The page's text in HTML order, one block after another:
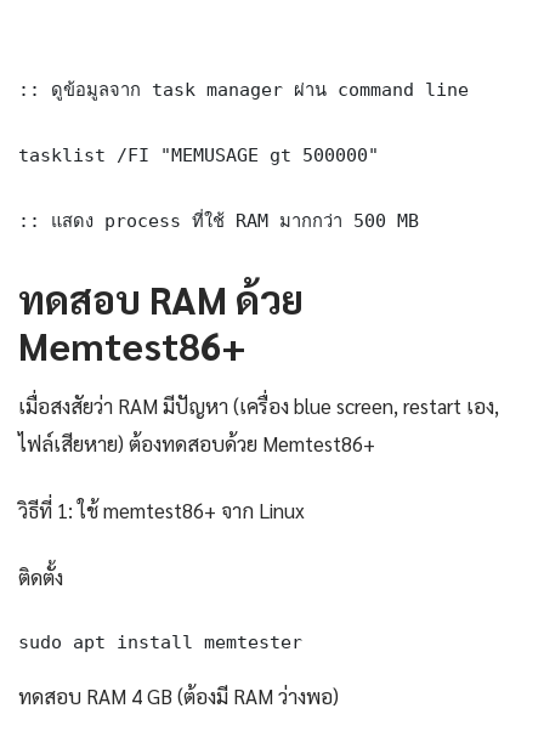
:: ดูข้อมูลจาก task manager ผ่าน command line
tasklist /FI "MEMUSAGE gt 500000"
:: แสดง process ที่ใช้ RAM มากกว่า 500 MB
ทดสอบ RAM ด้วย
Memtest86+
เมื่อสงสัยว่า RAM มีปัญหา (เครื่อง blue screen, restart เอง,
ไฟล์เสียหาย) ต้องทดสอบด้วย Memtest86+
วิธีที่ 1: ใช้ memtest86+ จาก Linux
ติดตั้ง
sudo apt install memtester
ทดสอบ RAM 4 GB (ต้องมี RAM ว่างพอ)